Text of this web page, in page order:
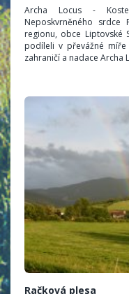
Archa Locus -
Neposkvrněného srdce
regionu, obce Liptovské
podíleli v převážné míře
zahraničí a nadace Archa
Račková plesa